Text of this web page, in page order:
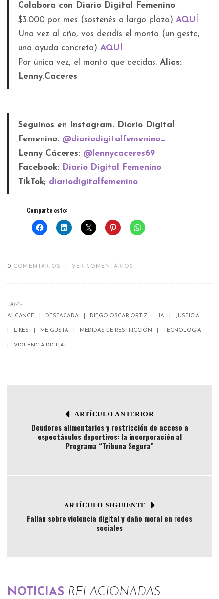
Colabora con Diario Digital Femenino
$3.000 por mes (sostenés a largo plazo) AQUÍ
Una vez al año, vos decidís el monto (un gesto,
una ayuda concreta) AQUÍ
Por única vez, el monto que decidas. Alias:
Lenny.Caceres
Seguinos en Instagram. Diario Digital
Femenino: @diariodigitalfemenino_
Lenny Cáceres: @lennycaceres69
Facebook: Diario Digital Femenino
TikTok; diariodigitalfemenino
Comparte esto:
0 COMENTARIOS VER COMENTARIOS
TAGS:
ALCANCE
DESTACADA DIEGO OSCAR ORTIZ IA JUSTICIA
LIKES ME GUSTA MEDIDAS DE RESTRICCIÓN TECNOLOGÍA
VIOLENCIA DIGITAL
ARTÍCULO ANTERIOR
Deudores alimentarios y restricción de acceso a
espectáculos deportivos: la incorporación al
Programa “Tribuna Segura”
ARTÍCULO SIGUIENTE
Fallan sobre violencia digital y daño moral en redes
sociales
NOTICIAS RELACIONADAS